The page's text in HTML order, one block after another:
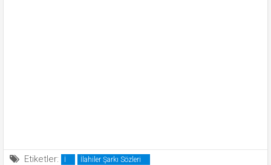
Etiketler: İ
İlahiler Şarkı Sözleri